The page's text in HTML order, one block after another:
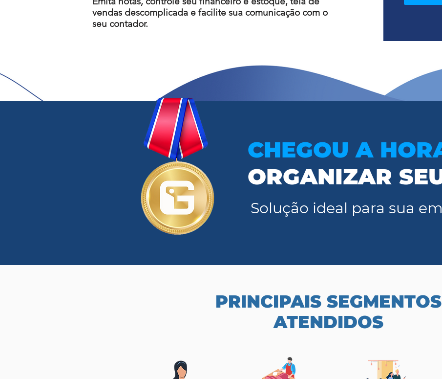
vendas descomplicada e facilite sua comunicação com o
seu contador.
CHEGOU A
ORGANIZAR
Solução ideal para sua
PRINCIPAIS SEGMENTOS
ATENDIDOS